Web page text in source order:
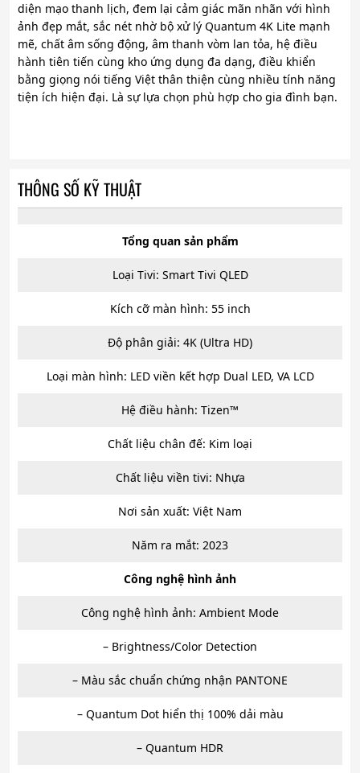
diện mạo thanh lịch, đem lại cảm giác mãn nhãn với hình
ảnh đẹp mắt, sắc nét nhờ bộ xử lý Quantum 4K Lite mạnh
mẽ, chất âm sống động, âm thanh vòm lan tỏa, hệ điều
hành tiên tiến cùng kho ứng dụng đa dạng, điều khiển
bằng giọng nói tiếng Việt thân thiện cùng nhiều tính năng
tiện ích hiện đại. Là sự lựa chọn phù hợp cho gia đình bạn.
THÔNG SỐ KỸ THUẬT
Tổng quan sản phẩm
Loại Tivi: Smart Tivi QLED
Kích cỡ màn hình: 55 inch
Độ phân giải: 4K (Ultra HD)
Loại màn hình: LED viền kết hợp Dual LED, VA LCD
Hệ điều hành: Tizen™
Chất liệu chân đế: Kim loại
Chất liệu viền tivi: Nhựa
Nơi sản xuất: Việt Nam
Năm ra mắt: 2023
Công nghệ hình ảnh
Công nghệ hình ảnh: Ambient Mode
– Brightness/Color Detection
– Màu sắc chuẩn chứng nhận PANTONE
– Quantum Dot hiển thị 100% dải màu
– Quantum HDR